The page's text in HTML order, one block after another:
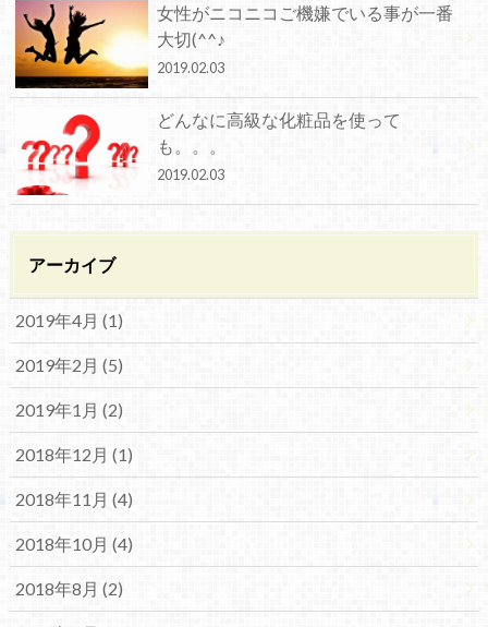
女性がニコニコご機嫌でいる事が一番
大切(^^♪
2019.02.03
どんなに高級な化粧品を使って
も。。。
2019.02.03
アーカイブ
2019年4月 (1)
2019年2月 (5)
2019年1月 (2)
2018年12月 (1)
2018年11月 (4)
2018年10月 (4)
2018年8月 (2)